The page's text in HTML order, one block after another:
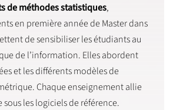
de méthodes statistiques,
en première année de Master dans
de sensibiliser les étudiants au
de l’information. Elles abordent
et les différents modèles de
Chaque enseignement allie
les logiciels de référence.